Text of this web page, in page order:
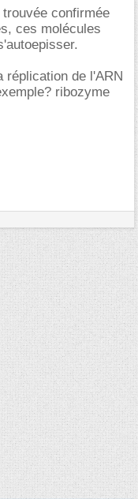
confirmée
ces molécules
réplication de l'ARN
ribozyme